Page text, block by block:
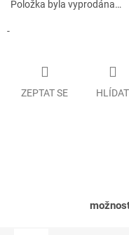
Položka byla vyprodána…
-
ZEPTAT SE HLÍDAT